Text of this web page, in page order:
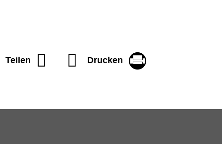
Teilen Drucken